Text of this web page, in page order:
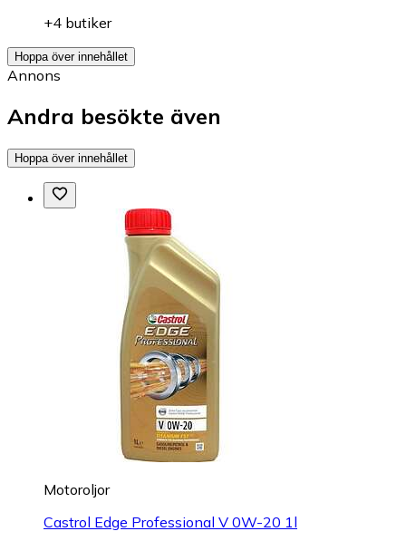
+4 butiker
Hoppa över innehållet
Annons
Andra besökte även
Hoppa över innehållet
Motoroljor
Castrol Edge Professional V 0W-20 1l